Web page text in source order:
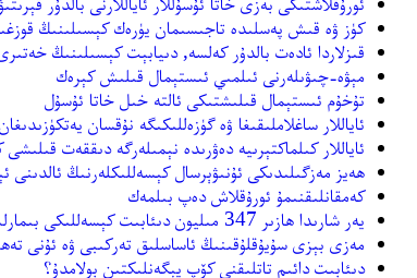
كۈز ۋە قىش پەسلىدە تاجىسىمان يۈرەك كېسىلىنىڭ
قىزلاردا ئادەت بالدۇر كەلسە, دىيابېت كېسىلىنىڭ
مېۋە-چىۋىلەرنى ئىلمىي ئىستېمال قىلىش كېرەك
تۇخۇم ئىستېمال قىلىشتىكى ئالتە خىل خاتا ئۇسۇل
ئاياللار ساغلاملىقىغا ۋە گۈزەللىكىگە نۇقسان
ئاياللار كىلماكتېرىيە دەۋرىدە نېمىلەرگە دىققەت
ھەيز مەزگىلىدىكى ئۇنىۋېرسال كېسەللىكلەرنىڭ ئالدىنى
كەمقانلىقنىمۇ ئورۇقلاش دەپ بىلمەك
يەر شارىدا ھازىر 347 مىليون دىئابىت كېسەللىكى بىمارلىرى بار ئىكەن
مەزى بېزى سۇيۇقلۇقىنىڭ ئاساسلىق تەركىبى ۋە ئۇنى
دىئابىت دائىم تاتلىقنى كۆپ يېگەنلىكتىن بولامدۇ؟